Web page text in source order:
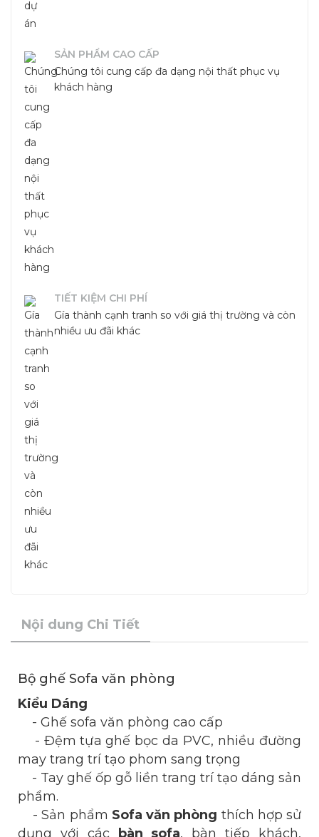
SẢN PHẨM CAO CẤP
Chúng tôi cung cấp đa dạng nội thất phục vụ
khách hàng
TIẾT KIỆM CHI PHÍ
Gía thành cạnh tranh so với giá thị trường và còn
nhiều ưu đãi khác
Nội dung Chi Tiết
Bộ ghế Sofa văn phòng
Kiểu Dáng
- Ghế sofa văn phòng cao cấp
- Đệm tựa ghế bọc da PVC, nhiều đường
may trang trí tạo phom sang trọng
- Tay ghế ốp gỗ liền trang trí tạo dáng sản
phẩm.
- Sản phẩm Sofa văn phòng thích hợp sử
dụng với các bàn sofa, bàn tiếp khách,